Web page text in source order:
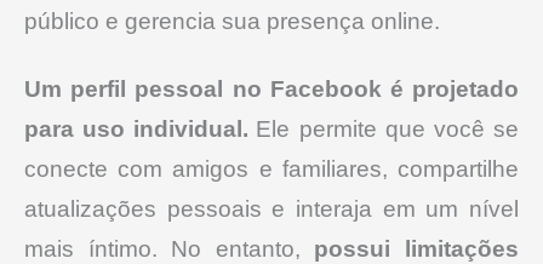
público e gerencia sua presença online.
Um perfil pessoal no Facebook é projetado
para uso individual. Ele permite que você se
conecte com amigos e familiares, compartilhe
atualizações pessoais e interaja em um nível
mais íntimo. No entanto, possui limitações